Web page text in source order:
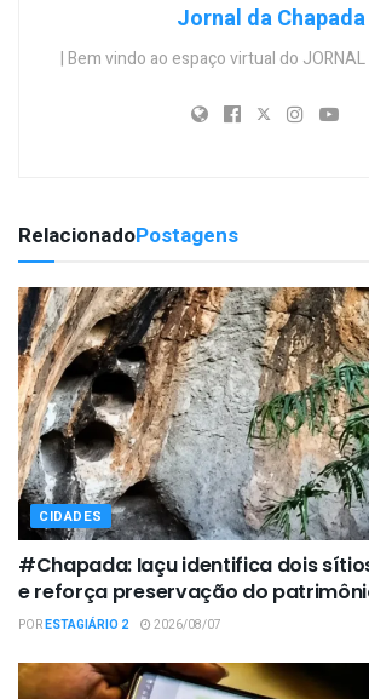
Jornal da Chapada
| Bem vindo ao espaço virtual do
RelacionadoPostagens
CIDADES
#Chapada: Iaçu identifica dois
e reforça preservação do
PORESTAGIÁRIO 2 2026/08/07